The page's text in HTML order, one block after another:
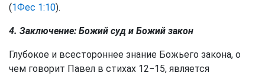
(1Фес 1:10).
4. Заключение: Божий суд и Божий закон
Глубокое и всестороннее знание Божьего закона, о
чем говорит Павел в стихах 12−15, является